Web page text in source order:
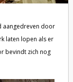
aangedreven door
laten lopen als er
bevindt zich nog